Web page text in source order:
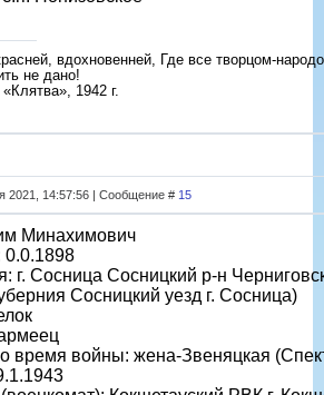
вдохновенней, Где все творцом-
не дано!
1942 г.
2021, 14:57:56 | Сообщение # 15
Минахимович
0.0.1898
г. Сосница Сосницкий р-н
Сосницкий уезд г. Сосница)
время войны: жена-Звеняцкая